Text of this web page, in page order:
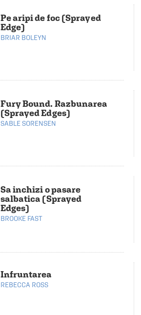
Pe aripi de foc (Sprayed
Edge)
BRIAR BOLEYN
Fury Bound. Razbunarea
(Sprayed Edges)
SABLE SORENSEN
Sa inchizi o pasare
salbatica (Sprayed
Edges)
BROOKE FAST
Infruntarea
REBECCA ROSS